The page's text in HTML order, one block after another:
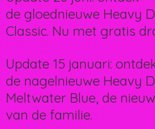
de gloednieuwe Heavy
Classic. Nu met gratis
Update 15 januari:
de nagelnieuwe Heavy
Meltwater Blue, de
van de familie.